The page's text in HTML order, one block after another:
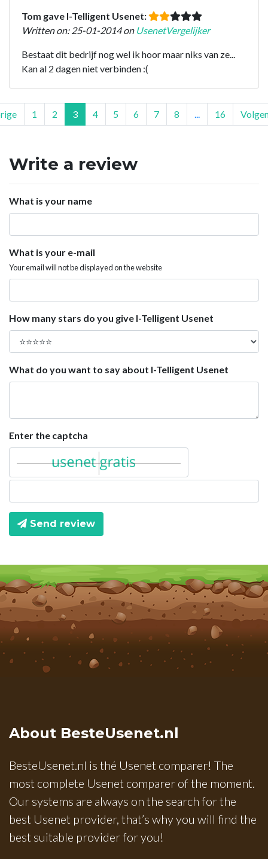
Tom gave I-Telligent Usenet:
Written on: 25-01-2014 on UsenetVergelijker
Bestaat dit bedrijf nog wel ik hoor maar niks van ze...
Kan al 2 dagen niet verbinden :(
1 2 3 4 5 6 7 8 16
Write a review
What is your name
What is your e-mail
Your email will not be displayed on the website
How many stars do you give I-Telligent Usenet
What do you want to say about I-Telligent Usenet
Enter the captcha
Send review
About BesteUsenet.nl
BesteUsenet.nl is thé Usenet comparer! The
most complete Usenet comparer of the moment.
Our systems are always on the search for the
best Usenet provider, that’s why you will find the
best suitable provider for you!